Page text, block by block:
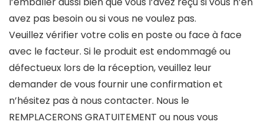
avez pas besoin ou si vous ne voulez pas.
Veuillez vérifier votre colis en poste ou face à face
avec le facteur. Si le produit est endommagé ou
défectueux lors de la réception, veuillez leur
demander de vous fournir une confirmation et
n’hésitez pas à nous contacter. Nous le
REMPLACERONS GRATUITEMENT ou nous vous